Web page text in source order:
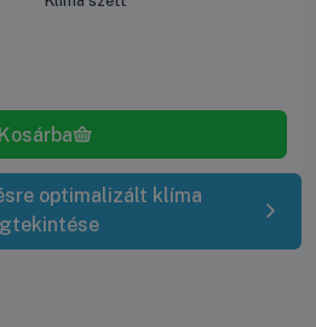
optimalizált klíma